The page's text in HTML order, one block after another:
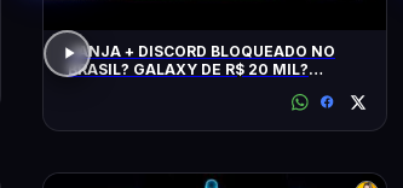
JANJA + DISCORD BLOQUEADO NO
BRASIL? GALAXY DE R$ 20 MIL?